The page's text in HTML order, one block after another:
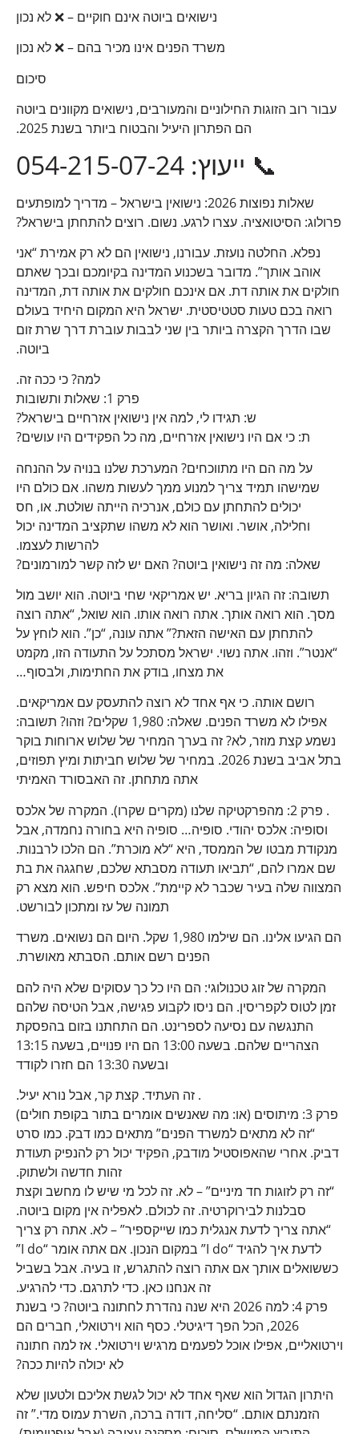
נישואים ביוטה אינם חוקיים – ❌ לא נכון
משרד הפנים אינו מכיר בהם – ❌ לא נכון
סיכום
עבור רוב הזוגות החילוניים והמעורבים, נישואים מקוונים ביוטה
הם הפתרון היעיל והבטוח ביותר בשנת 2025.
📞 ייעוץ: 054-215-07-24
שאלות נפוצות 2026: נישואין בישראל – מדריך למופתעים
פרולוג: הסיטואציה. עצרו לרגע. נשום. רוצים להתחתן בישראל?
נפלא. החלטה נועזת. עבורנו, נישואין הם לא רק אמירת “אני
אוהב אותך”. מדובר בשכנוע המדינה בקיומכם ובכך שאתם
חולקים את אותה דת. אם אינכם חולקים את אותה דת, המדינה
רואה בכם טעות סטטיסטית. ישראל היא המקום היחיד בעולם
שבו הדרך הקצרה ביותר בין שני לבבות עוברת דרך שרת זום
ביוטה.
למה? כי ככה זה.
פרק 1: שאלות ותשובות
ש: תגידו לי, למה אין נישואין אזרחיים בישראל?
ת: כי אם היו נישואין אזרחיים, מה כל הפקידים היו עושים?
על מה הם היו מתווכחים? המערכת שלנו בנויה על ההנחה
שמישהו תמיד צריך למנוע ממך לעשות משהו. אם כולם היו
יכולים להתחתן עם כולם, אנרכיה הייתה שולטת. או, חס
וחלילה, אושר. ואושר הוא לא משהו שתקציב המדינה יכול
להרשות לעצמו.
שאלה: מה זה נישואין ביוטה? האם יש לזה קשר למורמונים?
תשובה: זה הגיון בריא. יש אמריקאי שחי ביוטה. הוא יושב מול
מסך. הוא רואה אותך. אתה רואה אותו. הוא שואל, “אתה רוצה
להתחתן עם האישה הזאת?” אתה עונה, “כן”. הוא לוחץ על
“אנטר”. וזהו. אתה נשוי. ישראל מסתכל על התעודה הזו, מקמט
את מצחו, בודק את החתימות, ולבסוף…
רושם אותה. כי אף אחד לא רוצה להתעסק עם אמריקאים.
אפילו לא משרד הפנים. שאלה: 1,980 שקלים? וזהו? תשובה:
נשמע קצת מוזר, לא? זה בערך המחיר של שלוש ארוחות בוקר
בתל אביב בשנת 2026. במחיר של שלוש חביתות ומיץ תפוזים,
אתה מתחתן. זה האבסורד האמיתי
. פרק 2: מהפרקטיקה שלנו (מקרים שקרו). המקרה של אלכס
וסופיה: אלכס יהודי. סופיה… סופיה היא בחורה נחמדה, אבל
מנקודת מבטו של הממסד, היא “לא מוכרת”. הם הלכו לרבנות.
שם אמרו להם, “תביאו תעודה מסבתא שלכם, שחגגה את בת
המצווה שלה בעיר שכבר לא קיימת”. אלכס חיפש. הוא מצא רק
תמונה של עז ומתכון לבורשט.
הם הגיעו אלינו. הם שילמו 1,980 שקל. היום הם נשואים. משרד
הפנים רשם אותם. הסבתא מאושרת.
המקרה של זוג טכנולוגי: הם היו כל כך עסוקים שלא היה להם
זמן לטוס לקפריסין. הם ניסו לקבוע פגישה, אבל הטיסה שלהם
התנגשה עם נסיעה לספרינט. הם התחתנו בזום בהפסקת
הצהריים שלהם. בשעה 13:00 הם היו פנויים, בשעה 13:15
ובשעה 13:30 הם חזרו לקודד
. זה העתיד. קצת קר, אבל נורא יעיל.
פרק 3: מיתוסים (או: מה שאנשים אומרים בתור בקופת חולים)
“זה לא מתאים למשרד הפנים” מתאים כמו דבק. כמו סרט
דביק. אחרי שהאפוסטיל מודבק, הפקיד יכול רק להנפיק תעודת
זהות חדשה ולשתוק.
“זה רק לזוגות חד מיניים” – לא. זה לכל מי שיש לו מחשב וקצת
סבלנות לבירוקרטיה. זה לכולם. לאפליה אין מקום ביוטה.
“אתה צריך לדעת אנגלית כמו שייקספיר” – לא. אתה רק צריך
לדעת איך להגיד “I do” במקום הנכון. אם אתה אומר “I do”
כששואלים אותך אם אתה רוצה להתגרש, זו בעיה. אבל בשביל
זה אנחנו כאן. כדי לתרגם. כדי להרגיע.
פרק 4: למה 2026 היא שנה נהדרת לחתונה ביוטה? כי בשנת
2026, הכל הפך דיגיטלי. כסף הוא וירטואלי, חברים הם
וירטואליים, אפילו אוכל לפעמים מרגיש וירטואלי. אז למה חתונה
לא יכולה להיות ככה?
היתרון הגדול הוא שאף אחד לא יכול לגשת אליכם ולטעון שלא
הזמנתם אותם. “סליחה, דודה ברכה, השרת עמוס מדי.” זה